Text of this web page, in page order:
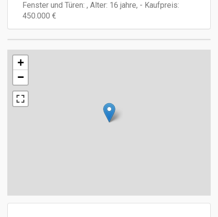
Fenster und Türen: , Alter: 16 jahre, - Kaufpreis:
450.000 €
+
−